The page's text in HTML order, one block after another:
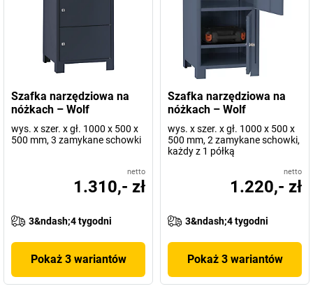
Szafka narzędziowa na
nóżkach – Wolf
wys. x szer. x gł. 1000 x 500 x
500 mm, 3 zamykane schowki
netto
1.310,- zł
3&ndash;4 tygodni
Pokaż 3 wariantów
Szafka narzędziowa na
nóżkach – Wolf
wys. x szer. x gł. 1000 x 500 x
500 mm, 2 zamykane schowki,
każdy z 1 półką
netto
1.220,- zł
3&ndash;4 tygodni
Pokaż 3 wariantów